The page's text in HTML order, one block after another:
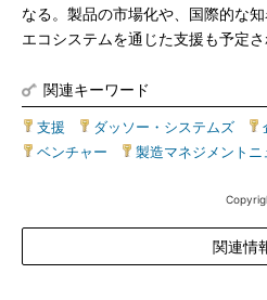
なる。製品の市場化や、国際的な
エコシステムを通じた支援も予定さ
関連キーワード
支援 ダッソー・システムズ
ベンチャー
製造マネジメントニ
関連情